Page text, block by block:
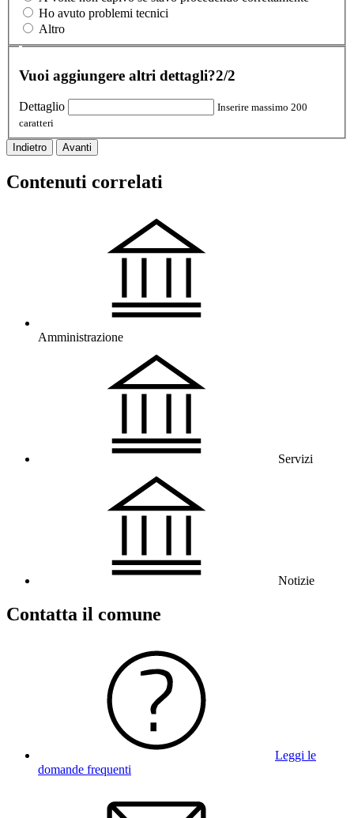
Ho avuto problemi tecnici
Altro
Vuoi aggiungere altri dettagli?2/2
Dettaglio
Inserire massimo 200
caratteri
Indietro Avanti
Contenuti correlati
Amministrazione
Servizi
Notizie
Contatta il comune
Leggi le
domande frequenti